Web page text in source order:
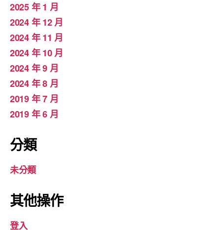
2025 年 1 月
2024 年 12 月
2024 年 11 月
2024 年 10 月
2024 年 9 月
2024 年 8 月
2019 年 7 月
2019 年 6 月
分類
未分類
其他操作
登入